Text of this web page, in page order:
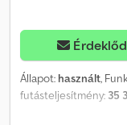
Állapot: használt,
futásteljesítmény: 35